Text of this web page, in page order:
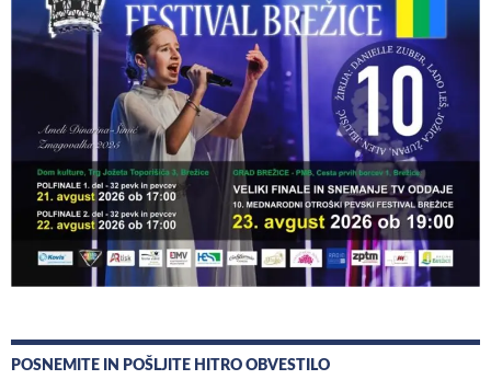
POSNEMITE IN POŠLJITE HITRO OBVESTILO